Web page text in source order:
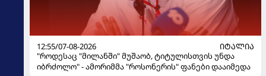
12:55/07-08-2026
ᲘᲢᲐᲚᲘᲐ
"როდესაც "მილანში" მუშაობ, ტიტულისთვის უნდა
იბრძოლო" - ამორიმმა "როსონერის" ფანები დააიმედა